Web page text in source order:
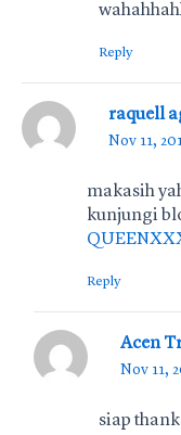
Reply
raquell
Nov 11,
makasih
kunjungi
Reply
Acen
Nov 11,
siap